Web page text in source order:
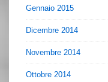
Gennaio 2015
Dicembre 2014
Novembre 2014
Ottobre 2014